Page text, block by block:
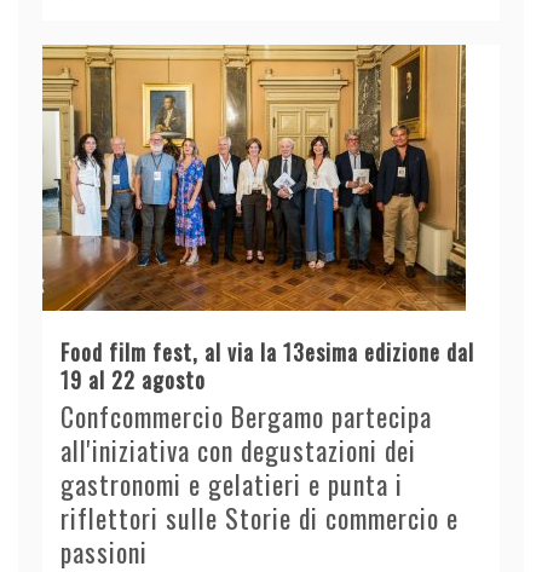
Food film fest, al via la 13esima edizione dal
19 al 22 agosto
Confcommercio Bergamo partecipa
all'iniziativa con degustazioni dei
gastronomi e gelatieri e punta i
riflettori sulle Storie di commercio e
passioni